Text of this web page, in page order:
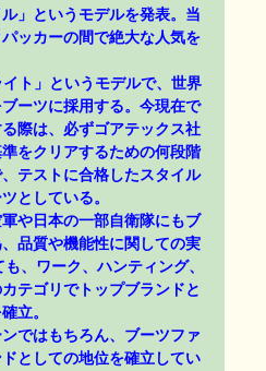
」というモデルを発表。当
ッカーの間で絶大な人気を
ト」というモデルで、世界
ーツに採用する。今現在で
際は、必ずゴアテックス社
をクリアするための何段階
テストに合格したスタイル
としている。
や日本の一部自衛隊にもブ
品質や機能性に関しての実
、ワーク、ハンティング、
テゴリでトップブランドと
立。
ではもちろん、ブーツファ
としての地位を確立してい